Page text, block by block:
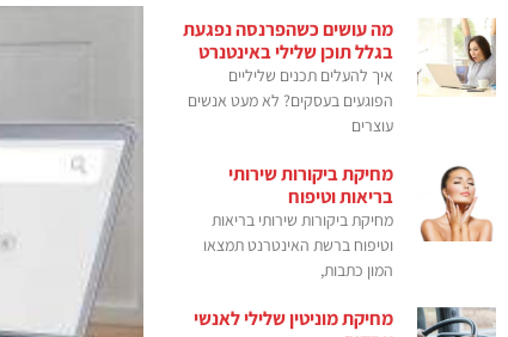
מה עושים כשהפרנסה נפגעת
בגלל תוכן שלילי באינטנרט
איך להעלים תכנים שליליים
הפוגעים בעסקים? לא מעט אנשים
עוצרים
מחיקת ביקורות שירותי
בריאות וטיפוח
מחיקת ביקורות שירותי בריאות
וטיפוח ברשת האינטרנט תמצאו
המון כתבות,
מחיקת מוניטין שלילי לאנשי